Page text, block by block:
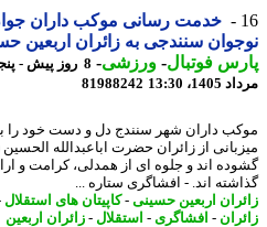
خدمت رسانی موکب داران جوان و
سنندجی به زائران اربعین
فوتبال-ورزشی-
13:30
81988242
داران شهر سنندج دل و دست خود را برای
از زائران حضرت اباعبدالله الحسین (ع)
اند و جلوه ای از همدلی، کرامت و ارادت
اند. - افشاگری ستاره ...
اربعین حسینی-کاپیتان های استقلال-
- افشاگری- استقلال-زائران اربعین